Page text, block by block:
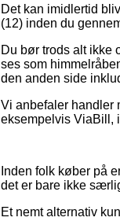
Det kan imidlertid
(12) inden du
Du bør trods alt ikke
ses som
den anden side
Vi anbefaler handler
eksempelvis ViaBill,
Inden folk køber på
det er bare ikke
Et nemt alternativ